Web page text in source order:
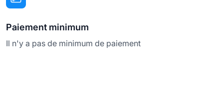
Paiement minimum
Il n'y a pas de minimum de paiement